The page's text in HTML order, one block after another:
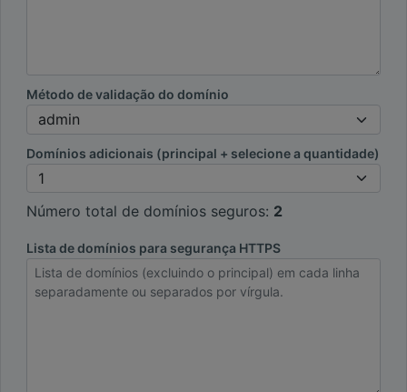
Método de validação do domínio
Domínios adicionais (principal + selecione a quantidade)
Número total de domínios seguros: 2
Lista de domínios para segurança HTTPS